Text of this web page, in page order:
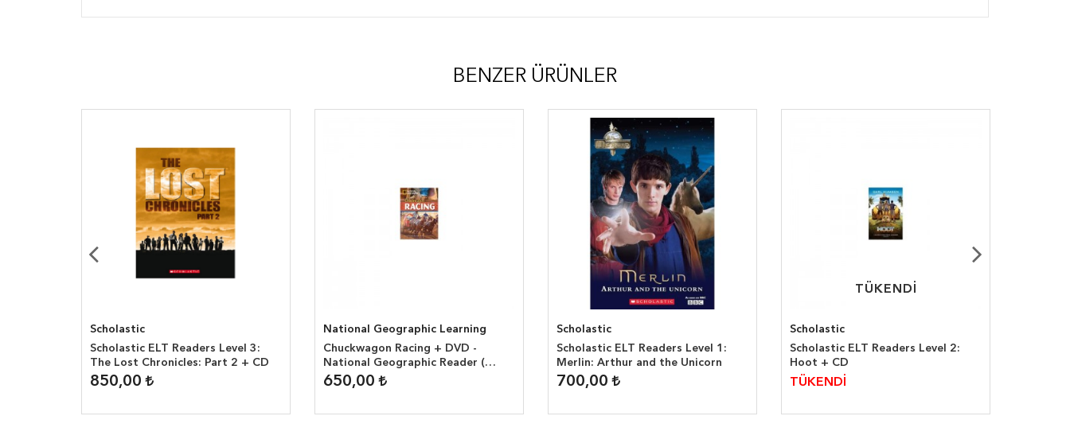
BENZER ÜRÜNLER
Scholastic
Scholastic ELT Readers Level 3:
The Lost Chronicles: Part 2 + CD
850,00
National Geographic Learning
Chuckwagon Racing + DVD -
National Geographic Reader (
1900 headwords )
650,00
Scholastic
Scholastic ELT Readers Level 1:
Merlin: Arthur and the Unicorn
700,00
TÜKENDİ
TÜKENDİ
Scholastic
Scholastic ELT Readers Level 2:
Hoot + CD
TÜKENDİ